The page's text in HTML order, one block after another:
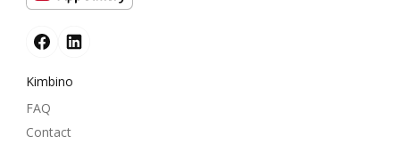
Kimbino
FAQ
Contact